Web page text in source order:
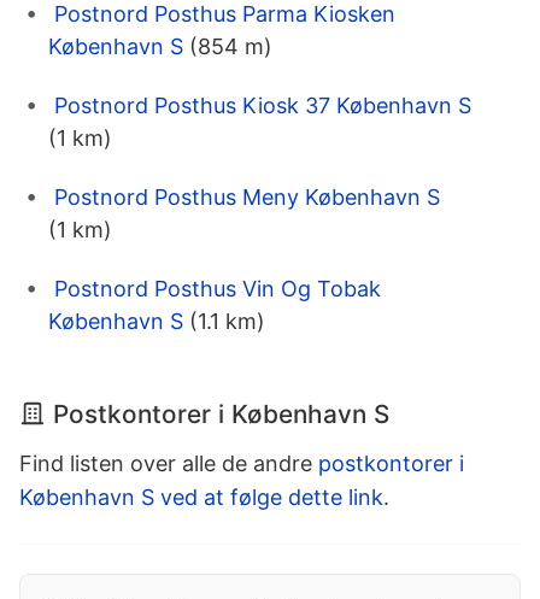
Postnord Posthus Parma Kiosken
København S (854 m)
Postnord Posthus Kiosk 37 København S
(1 km)
Postnord Posthus Meny København S
(1 km)
Postnord Posthus Vin Og Tobak
København S (1.1 km)
Postkontorer i København S
Find listen over alle de andre postkontorer i
København S ved at følge dette link.